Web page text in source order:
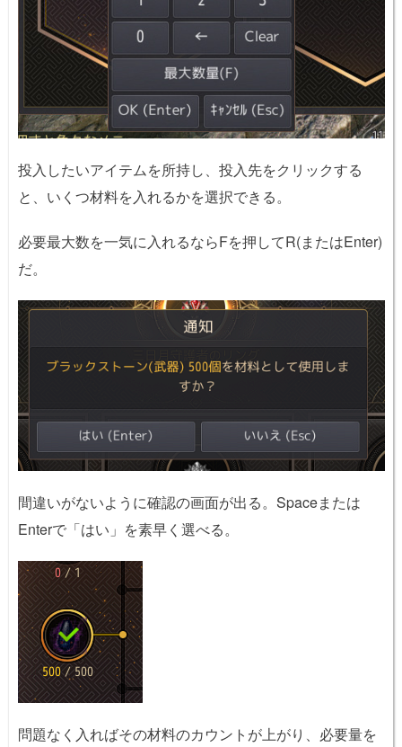
投入したいアイテムを所持し、投入先をクリックする
と、いくつ材料を入れるかを選択できる。
必要最大数を一気に入れるならFを押してR(またはEnter)
だ。
間違いがないように確認の画面が出る。Spaceまたは
Enterで「はい」を素早く選べる。
問題なく入ればその材料のカウントが上がり、必要量を